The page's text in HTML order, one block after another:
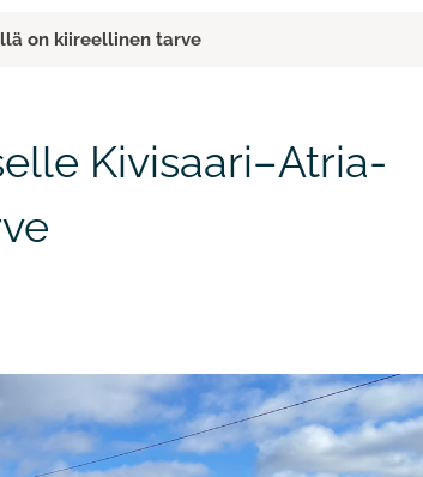
on kiireellinen tarve
Kivisaari–Atria-